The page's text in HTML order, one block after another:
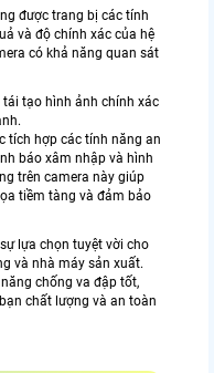
được trang bị các tính
và độ chính xác của hệ
có khả năng quan sát
tạo hình ảnh chính xác
tích hợp các tính năng an
báo xâm nhập và hình
trên camera này giúp
tiềm tàng và đảm bảo
sự lựa chọn tuyệt vời cho
và nhà máy sản xuất.
chống va đập tốt,
chất lượng và an toàn